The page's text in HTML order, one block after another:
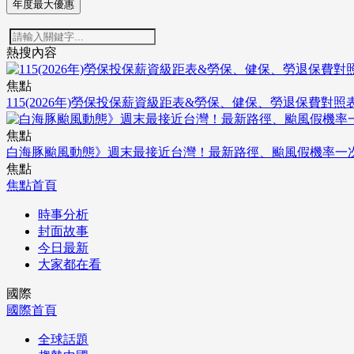
年度最大優惠
熱搜內容
焦點
115(2026年)勞保投保薪資級距表&勞保、健保、勞退保費對照
焦點
白海豚颱風動態》週末最接近台灣！最新路徑、颱風假機率一
焦點
焦點首頁
時事分析
封面故事
今日最新
大家都在看
國際
國際首頁
全球話題